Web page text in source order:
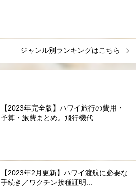
ジャンル別ランキングはこちら
【2023年完全版】ハワイ旅行の費用・
予算・旅費まとめ。飛行機代...
【2023年2月更新】ハワイ渡航に必要な
手続き／ワクチン接種証明...